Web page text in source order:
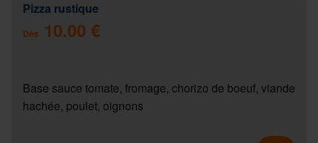
Pizza rustique
Dès 10.00 €
Base sauce tomate, fromage, chorizo de boeuf, viande
hachée, poulet, oignons